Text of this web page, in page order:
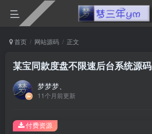
首页 网站源码 正文
某宝同款度盘不限速后台系统源码
梦梦梦、
11个月前更新
付费资源